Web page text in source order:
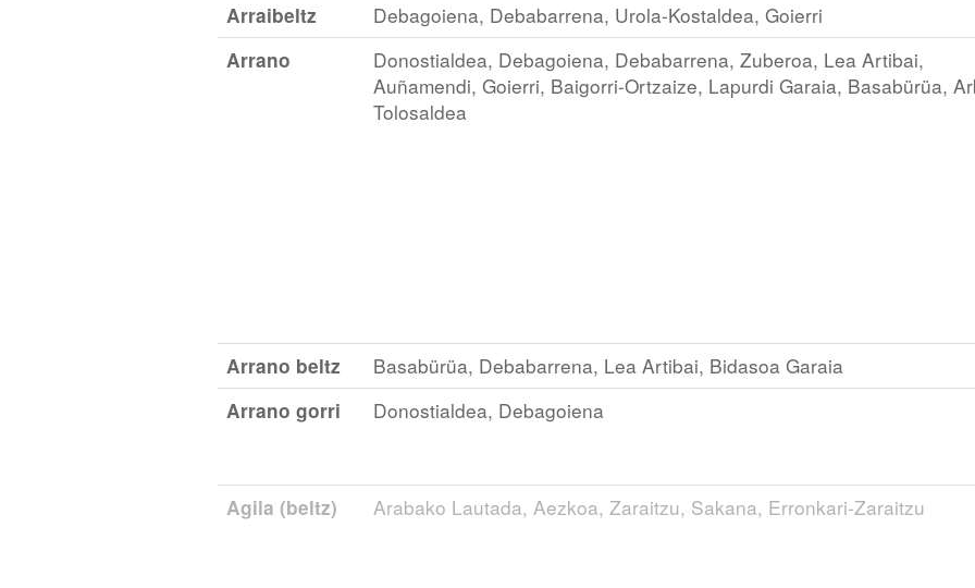
Arraibeltz
Debagoiena, Debabarrena, Urola-Kostaldea, Goierri
Arrano
Donostialdea, Debagoiena, Debabarrena, Zuberoa, Lea Artibai,
Auñamendi, Goierri, Baigorri-Ortzaize, Lapurdi Garaia, Basabürüa,
Tolosaldea
Arrano beltz
Basabürüa, Debabarrena, Lea Artibai, Bidasoa Garaia
Arrano gorri
Donostialdea, Debagoiena
Agila (beltz)
Arabako Lautada, Aezkoa, Zaraitzu, Sakana, Erronkari-Zaraitzu